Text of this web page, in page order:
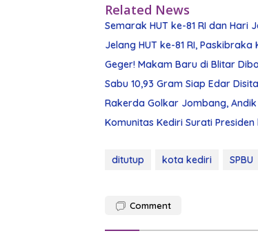
Related News
Semarak HUT ke-81 RI dan
Jelang HUT ke-81 RI,
Geger! Makam Baru di Blitar
Sabu 10,93 Gram Siap Edar
Rakerda Golkar Jombang,
Komunitas Kediri Surati
ditutup kota kediri SPBU
Comment